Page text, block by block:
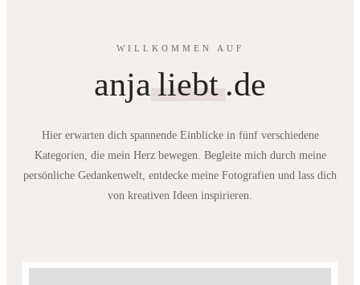
WILLKOMMEN AUF
anja liebt .de
Hier erwarten dich spannende Einblicke in fünf verschiedene
Kategorien, die mein Herz bewegen. Begleite mich durch meine
persönliche Gedankenwelt, entdecke meine Fotografien und lass dich
von kreativen Ideen inspirieren.